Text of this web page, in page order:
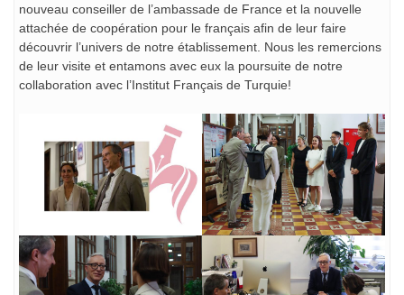
nouveau conseiller de l’ambassade de France et la nouvelle
attachée de coopération pour le français afin de leur faire
découvrir l’univers de notre établissement. Nous les remercions
de leur visite et entamons avec eux la poursuite de notre
collaboration avec l’Institut Français de Turquie!